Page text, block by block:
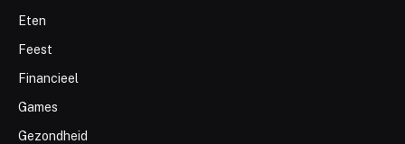
Eten
Feest
Financieel
Games
Gezondheid